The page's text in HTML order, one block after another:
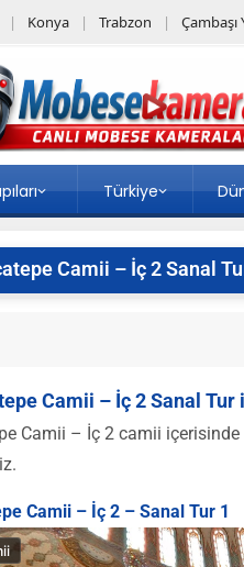
Konya Trabzon Çambaşı
Türkiye
Camii – İç 2 Sanal
Camii – İç 2 Sanal Tur
Camii – İç 2 camii
Camii – İç 2 – Sanal Tur 1